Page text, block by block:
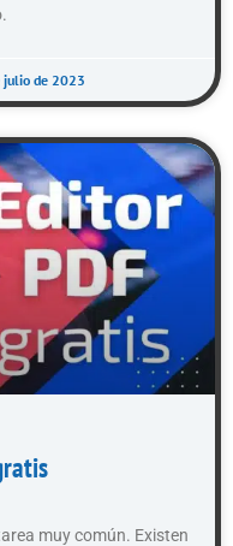
julio de 2023
muy común. Existen